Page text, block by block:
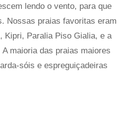
lendo o vento, para que
Nossas praias favoritas eram
Kipri, Paralia Piso Gialia, e a
maioria das praias maiores
sóis e espreguiçadeiras